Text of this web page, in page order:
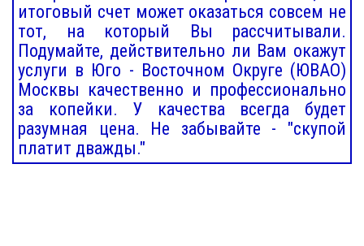
итоговый счет может оказаться совсем не
тот, на который Вы рассчитывали.
Подумайте, действительно ли Вам окажут
услуги в Юго - Восточном Округе (ЮВАО)
Москвы качественно и профессионально
за копейки. У качества всегда будет
разумная цена. Не забывайте - "скупой
платит дважды."